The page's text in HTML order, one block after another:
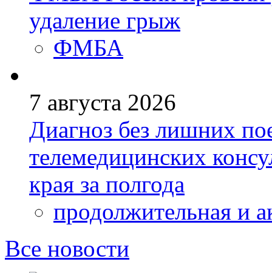
удаление грыж
ФМБА
7 августа 2026
Диагноз без лишних
телемедицинских
края за полгода
продолжительная и
Все новости